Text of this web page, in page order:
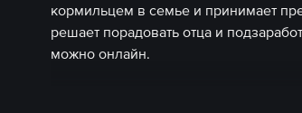
кормильцем в семье и принимает
решает порадовать отца и
можно онлайн.